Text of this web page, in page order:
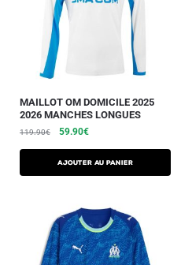
MAILLOT OM DOMICILE 2025
2026 MANCHES LONGUES
119.90€ 59.90€
AJOUTER AU PANIER